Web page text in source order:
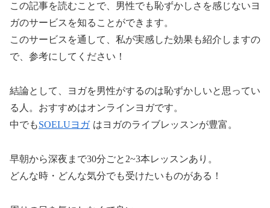
この記事を読むことで、男性でも恥ずかしさを感じないヨ
ガのサービスを知ることができます。
このサービスを通して、私が実感した効果も紹介しますの
で、参考にしてください！
結論として、ヨガを男性がするのは恥ずかしいと思ってい
る人。おすすめはオンラインヨガです。
中でもSOELUヨガ はヨガのライブレッスンが豊富。
早朝から深夜まで30分ごと2~3本レッスンあり。
どんな時・どんな気分でも受けたいものがある！